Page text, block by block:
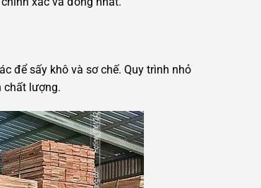
để sấy khô và sơ chế. Quy trình nhỏ
chất lượng.